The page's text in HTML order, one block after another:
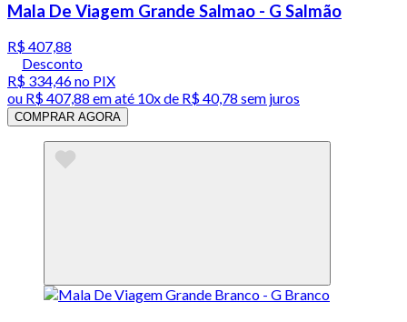
Mala De Viagem Grande Salmao - G Salmão
R$ 407,88
Desconto
R$ 334,46no PIX
ou R$ 407,88 em até 10x de R$ 40,78 sem juros
COMPRAR AGORA